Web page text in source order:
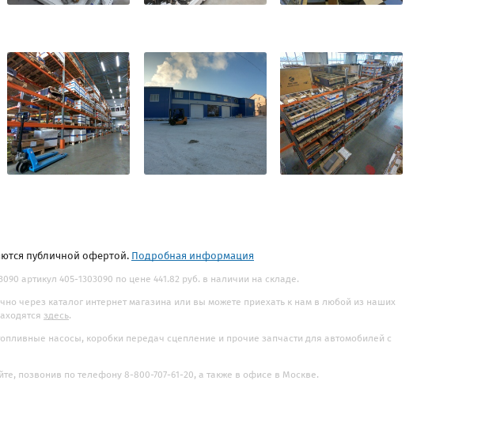
публичной офертой. Подробная информация
артикул 405-1303090 по цене 441.82 руб. в наличии на складе.
через каталог интернет магазина или вы можете приехать к нам в любой из наших
здесь.
насосы, коробки передач сцепление и прочие запчасти для автомобилей с
позвонив по телефону 8-800-707-61-20, а также в офисе в Москве.